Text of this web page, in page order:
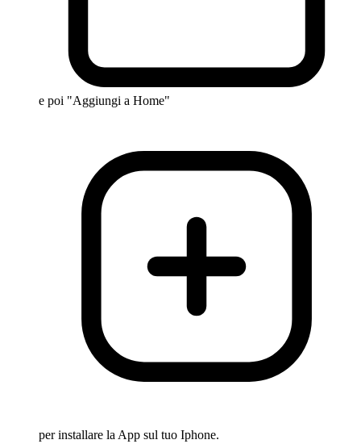
e poi "Aggiungi a Home"
per installare la App sul tuo Iphone.